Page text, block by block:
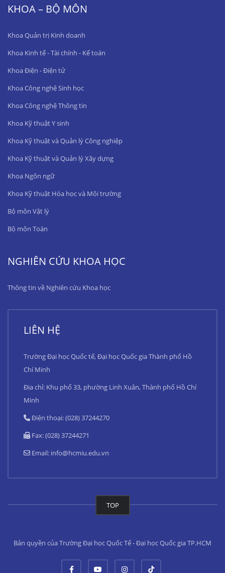
KHOA – BỘ MÔN
Khoa Quản trị Kinh doanh
Khoa Kinh tế - Tài chính - Kế toán
Khoa Điện - Điện tử
Khoa Công nghệ Sinh học
Khoa Công nghệ Thông tin
Khoa Kỹ thuật Y sinh
Khoa Kỹ thuật và Quản lý Công nghiệp
Khoa Kỹ thuật và Quản lý Xây dựng
Khoa Ngôn ngữ
Khoa Kỹ thuật Hóa học và Môi trường
Bộ môn Vật lý
Bộ môn Toán
NGHIÊN CỨU KHOA HỌC
Thông tin về Nghiên cứu Khoa học
LIÊN HỆ
Trường Đại học Quốc tế, Đại học Quốc gia Thành phố Hồ
Chí Minh
Địa chỉ: Khu phố 33, phường Linh Xuân, Thành phố Hồ Chí
Minh
Điện thoại: (028) 37244270
Fax: (028) 37244271
Email: info@hcmiu.edu.vn
TOP
Bản quyền của Trường Đại học Quốc Tế - Đại học Quốc gia TP.HCM